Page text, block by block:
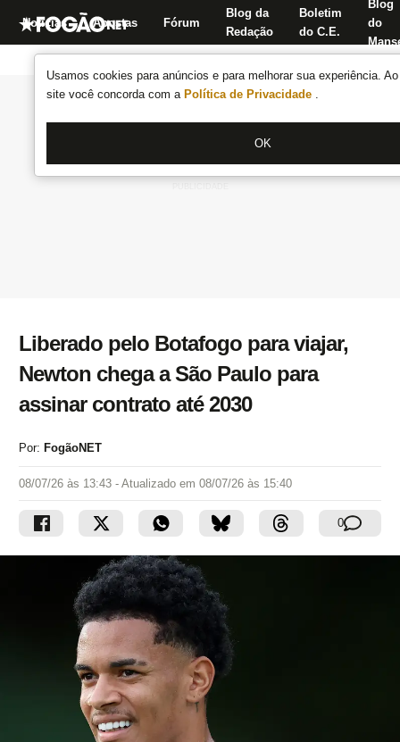
Usamos cookies para anúncios e para melhorar sua experiência.
site você concorda com a Política de Privacidade .
OK
Notícias Apostas Fórum
Blog da
Redação
Boletim
do C.E.
Blog
do
Liberado pelo Botafogo para viajar,
Newton chega a São Paulo para
assinar contrato até 2030
Por: FogãoNET
08/07/26 às 13:43 - Atualizado em 08/07/26 às 15:40
0